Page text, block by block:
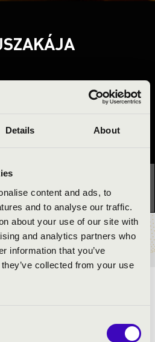
Details About
content and ads, to
and to analyse our traffic.
about your use of our site with
and analytics partners who
information that you’ve
collected from your use
Orgonák éjszakája »